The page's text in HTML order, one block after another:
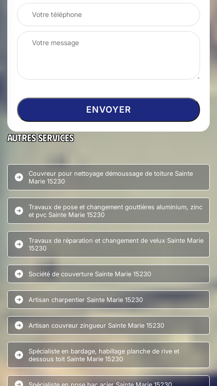
Autres services
Couvreur pour nettoyage démoussage de toiture Sainte
Marie 15230
Travaux de pose et changement gouttières aluminium, zinc
et pvc Sainte Marie 15230
Travaux de réparation et changement de velux Sainte Marie
15230
Société de couverture Sainte Marie 15230
Artisan charpentier Sainte Marie 15230
Artisan couvreur zingueur Sainte Marie 15230
Spécialiste en bardage, habillage planche de rive et
dessous toit Sainte Marie 15230
Spécialiste en pose bac acier Sainte Marie 15230